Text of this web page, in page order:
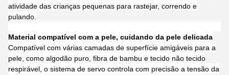
atividade das crianças pequenas para rastejar, correndo e
pulando.
Material compatível com a pele, cuidando da pele delicada
Compatível com várias camadas de superfície amigáveis para a
pele, como algodão puro, fibra de bambu e tecido não tecido
respirável, o sistema de servo controla com precisão a tensão da